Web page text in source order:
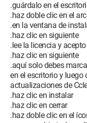
.guárdalo en el
.haz doble clic en el
.en la ventana de
.haz clic en siguiente
.lee la licencia y acepto
.haz clic en siguiente
.aquí solo debes
en el escritorio y
actualizaciones de
.haz clic en instalar
.haz clic en cerrar
.haz doble clic en el